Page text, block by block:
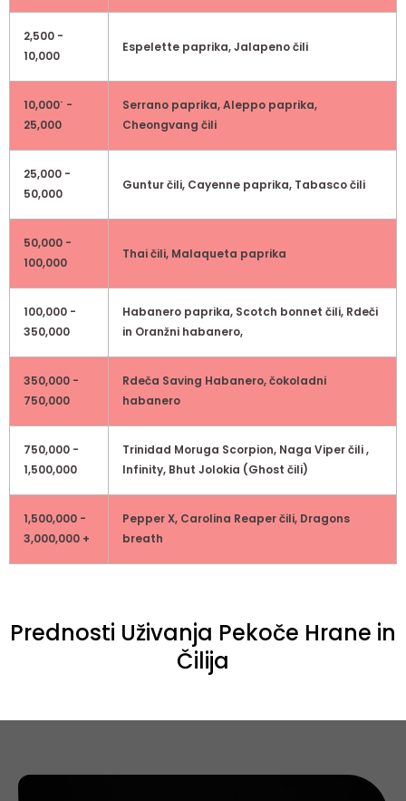
2,500 -
10,000
Espelette paprika, Jalapeno čili
10,000˙ -
25,000
Serrano paprika, Aleppo paprika,
Cheongvang čili
25,000 -
50,000
Guntur čili, Cayenne paprika, Tabasco čili
50,000 -
100,000
Thai čili, Malaqueta paprika
100,000 -
350,000
Habanero paprika, Scotch bonnet čili, Rdeči
in Oranžni habanero,
350,000 -
750,000
Rdeča Saving Habanero, čokoladni
habanero
750,000 -
1,500,000
Trinidad Moruga Scorpion, Naga Viper čili ,
Infinity, Bhut Jolokia (Ghost čili)
1,500,000 -
3,000,000 +
Pepper X, Carolina Reaper čili, Dragons
breath
Prednosti Uživanja Pekoče Hrane in
Čilija